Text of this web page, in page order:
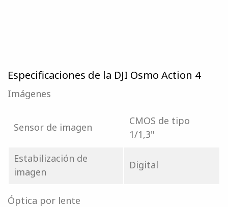
Especificaciones de la DJI Osmo Action 4
Imágenes
Sensor de imagen
CMOS de tipo
1/1,3"
Estabilización de
imagen
Digital
Óptica por lente